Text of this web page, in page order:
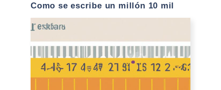
Como se escribe un millón 10 mil